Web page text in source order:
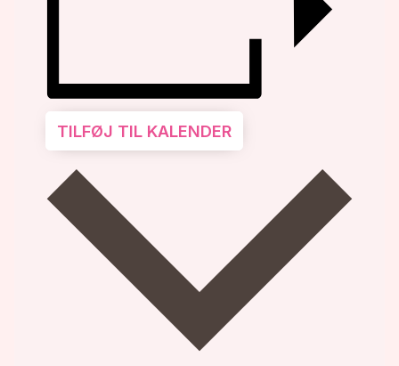
TILFØJ TIL KALENDER